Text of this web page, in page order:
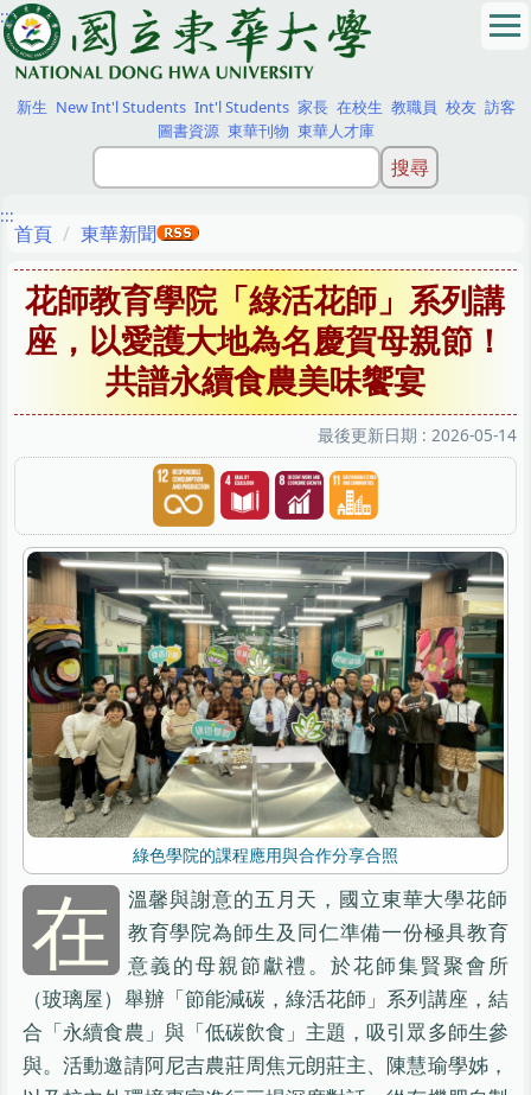
跳
到
主
要
內
:::
新生 New Int'l Students Int'l Students 家長 在校生 教職員 校友 訪客
圖書資源 東華刊物 東華人才庫
:::
首頁 東華新聞
花師教育學院「綠活花師」系列講
座，以愛護大地為名慶賀母親節！
共譜永續食農美味饗宴
最後更新日期 : 2026-05-14
綠色學院的課程應用與合作分享合照
在
溫馨與謝意的五月天，國立東華大學花師
教育學院為師生及同仁準備一份極具教育
意義的母親節獻禮。於花師集賢聚會所
（玻璃屋）舉辦「節能減碳，綠活花師」系列講座，結
合「永續食農」與「低碳飲食」主題，吸引眾多師生參
與。活動邀請阿尼吉農莊周焦元朗莊主、陳慧瑜學姊，